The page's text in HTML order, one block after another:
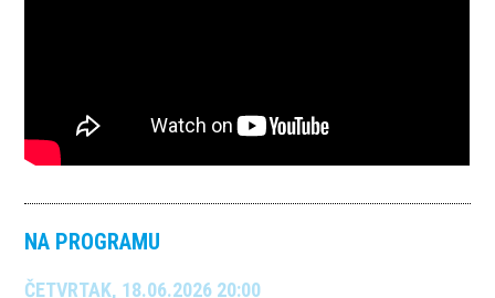
NA PROGRAMU
ČETVRTAK, 18.06.2026 20:00